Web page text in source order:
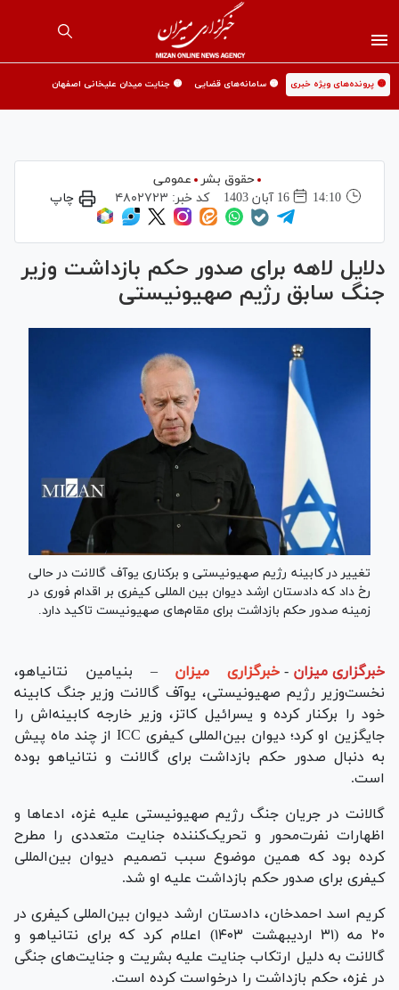
🟡 پرونده‌های ویژه خبری 🟡 سامانه‌های قضایی 🟡 جنایت میدان علیخانی اصفهان
حقوق بشر
عمومی
14:10
16 آبان 1403 کد خبر: ۴۸۰۲۷۲۳ چاپ
دلایل لاهه برای صدور حکم بازداشت وزیر
جنگ سابق رژیم صهیونیستی
تغییر در کابینه رژیم صهیونیستی و برکناری یوآف گالانت در حالی
رخ داد که دادستان ارشد دیوان بین المللی کیفری بر اقدام فوری در
زمینه صدور حکم بازداشت برای مقام‌های صهیونیست تاکید دارد.
خبرگزاری میزان - خبرگزاری میزان – بنیامین نتانیاهو،
نخست‌وزیر رژیم صهیونیستی، یوآف گالانت وزیر جنگ کابینه
خود را برکنار کرده و یسرائیل کاتز، وزیر خارجه کابینه‌اش را
جایگزین او کرد؛ دیوان بین‌المللی کیفری ICC از چند ماه پیش
به دنبال صدور حکم بازداشت برای گالانت و نتانیاهو بوده
است.
گالانت در جریان جنگ رژیم صهیونیستی علیه غزه، ادعا‌ها و
اظهارات نفرت‌محور و تحریک‌کننده جنایت متعددی را مطرح
کرده بود که همین موضوع سبب تصمیم دیوان بین‌المللی
کیفری برای صدور حکم بازداشت علیه او شد.
کریم اسد احمدخان، دادستان ارشد دیوان بین‌المللی کیفری در
۲۰ مه (۳۱ اردیبهشت ۱۴۰۳) اعلام کرد که برای نتانیاهو و
گالانت به دلیل ارتکاب جنایت علیه بشریت و جنایت‌های جنگی
در غزه، حکم بازداشت را درخواست کرده است.